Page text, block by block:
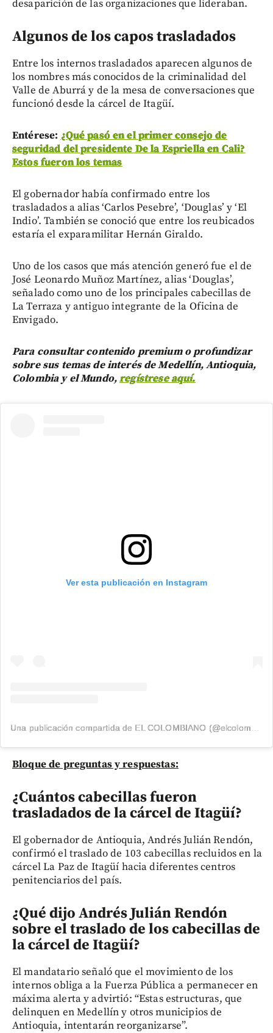
desaparición de las organizaciones que lideraban.
Algunos de los capos trasladados
Entre los internos trasladados aparecen algunos de
los nombres más conocidos de la criminalidad del
Valle de Aburrá y de la mesa de conversaciones que
funcionó desde la cárcel de Itagüí.
Entérese: ¿Qué pasó en el primer consejo de
seguridad del presidente De la Espriella en Cali?
Estos fueron los temas
El gobernador había confirmado entre los
trasladados a alias ‘Carlos Pesebre’, ‘Douglas’ y ‘El
Indio’. También se conoció que entre los reubicados
estaría el exparamilitar Hernán Giraldo.
Uno de los casos que más atención generó fue el de
José Leonardo Muñoz Martínez, alias ‘Douglas’,
señalado como uno de los principales cabecillas de
La Terraza y antiguo integrante de la Oficina de
Envigado.
Para consultar contenido premium o profundizar
sobre sus temas de interés de Medellín, Antioquia,
Colombia y el Mundo,regístrese aquí.
Ver esta publicación en Instagram
Bloque de preguntas y respuestas:
¿Cuántos cabecillas fueron
trasladados de la cárcel de Itagüí?
El gobernador de Antioquia, Andrés Julián Rendón,
confirmó el traslado de 103 cabecillas recluidos en la
cárcel La Paz de Itagüí hacia diferentes centros
penitenciarios del país.
¿Qué dijo Andrés Julián Rendón
sobre el traslado de los cabecillas de
la cárcel de Itagüí?
El mandatario señaló que el movimiento de los
internos obliga a la Fuerza Pública a permanecer en
máxima alerta y advirtió: “Estas estructuras, que
delinquen en Medellín y otros municipios de
Antioquia, intentarán reorganizarse”.